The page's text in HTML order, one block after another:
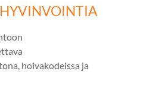
HYVINVOINTIA
hoivakodeissa ja